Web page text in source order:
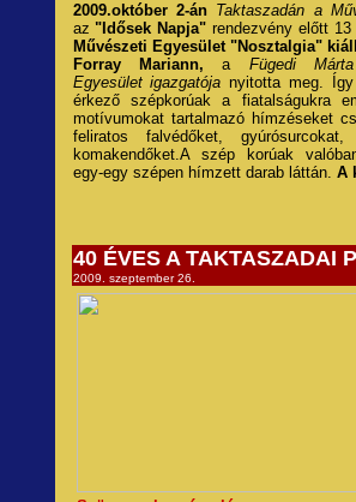
2009.október 2-án Taktaszadán a
az"Idősek Napja" rendezvény előtt
Művészeti Egyesület "Nosztalgia"
Forray Mariann, a Fügedi
Egyesület igazgatója nyitotta meg.
érkező szépkorúak a fiatalságukra
motívumokat tartalmazó hímzéseket
feliratos falvédőket, gyúrósurcokat,
komakendőket.A szép korúak
egy-egy szépen hímzett darab láttán. A
40 ÉVES A TAKTASZADAI
2009. szeptember 26.